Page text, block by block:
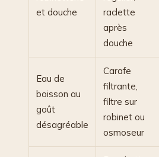
et douche
raclette
après
douche
Eau de
boisson au
goût
désagréable
Carafe
filtrante,
filtre sur
robinet ou
osmoseur